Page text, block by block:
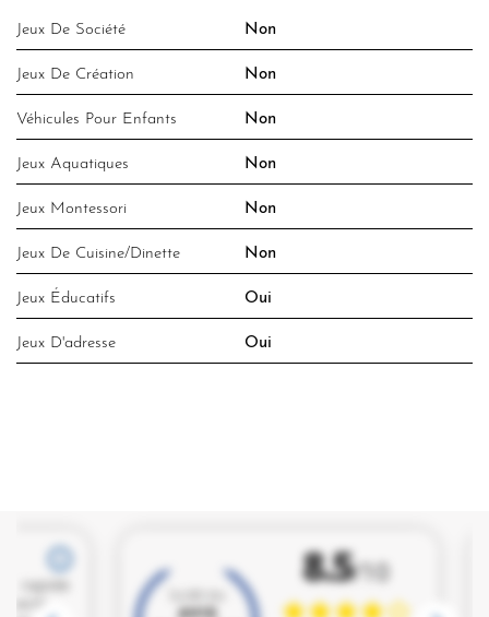
Jeux De Société Non
Jeux De Création Non
Véhicules Pour Enfants Non
Jeux Aquatiques Non
Jeux Montessori Non
Jeux De Cuisine/dinette Non
Jeux Éducatifs Oui
Jeux D'adresse Oui